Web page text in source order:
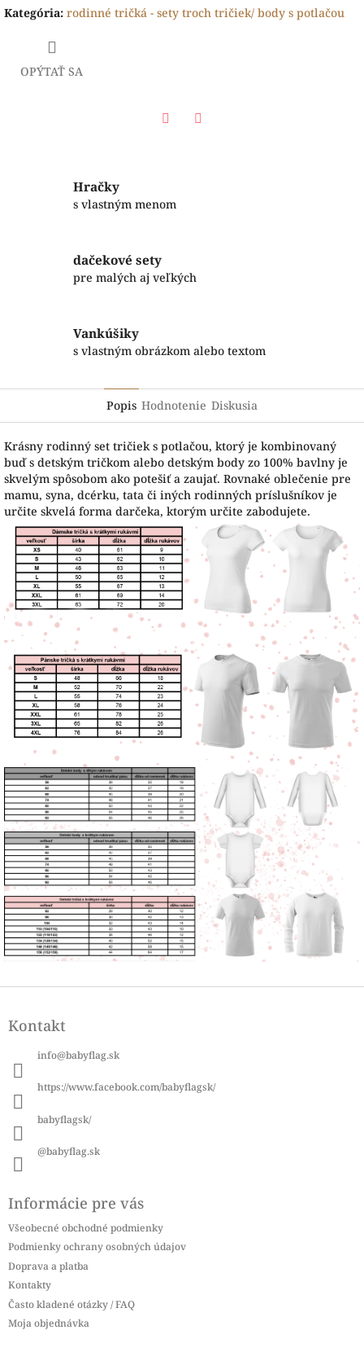
Kategória: rodinné tričká - sety troch tričiek/ body s potlačou
OPÝTAŤ SA
Hračky
s vlastným menom
dačekové sety
pre malých aj veľkých
Vankúšiky
s vlastným obrázkom alebo textom
Popis Hodnotenie Diskusia
Krásny rodinný set tričiek s potlačou, ktorý je kombinovaný
buď s detským tričkom alebo detským body zo 100% bavlny je
skvelým spôsobom ako potešiť a zaujať. Rovnaké oblečenie pre
mamu, syna, dcérku, tata či iných rodinných príslušníkov je
určite skvelá forma darčeka, ktorým určite zabodujete.
Z
pKontakt
info@babyflag.sk
https://www.facebook.com/babyflagsk/
babyflagsk/
@babyflag.sk
Informácie pre vás
Všeobecné obchodné podmienky
Podmienky ochrany osobných údajov
Doprava a platba
Kontakty
Často kladené otázky / FAQ
Moja objednávka